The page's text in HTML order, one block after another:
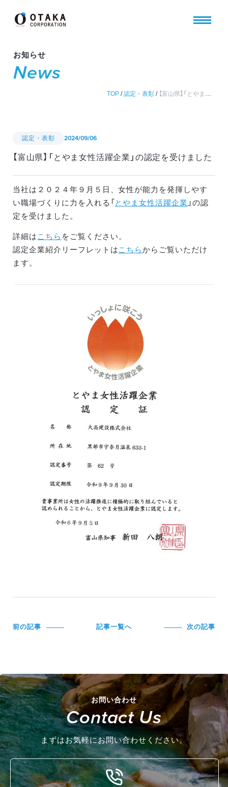
お知らせ
News
TOP /認定・表彰 / 【富山県】「とやま女性活躍企業」の認定を受けました
認定・表彰 2024/09/06
【富山県】「とやま女性活躍企業」の認定を受けました
当社は２０２４年９月５日、女性が能力を発揮しやす
い職場づくりに力を入れる「 とやま女性活躍企業 」の認
定を受けました。
詳細は こちら をご覧ください。
認定企業紹介リーフレットはこちらからご覧いただけ
ます。
前の記事 記事一覧へ 次の記事
お問い合わせ
Contact Us
まずはお気軽にお問い合わせください。